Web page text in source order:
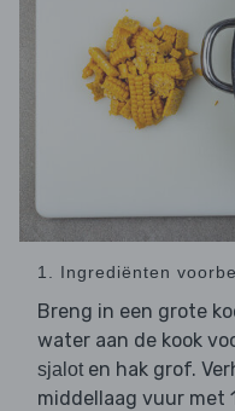
1. Ingrediënten
Breng in een grote
water aan de kook
sjalot en hak grof.
middellaag vuur